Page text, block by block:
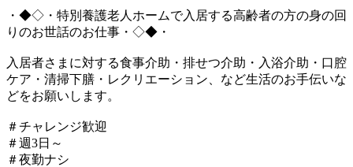
・◆◇・特別養護老人ホームで入居する高齢者の方の身の回
りのお世話のお仕事・◇◆・
入居者さまに対する食事介助・排せつ介助・入浴介助・口腔
ケア・清掃下膳・レクリエーション、など生活のお手伝いな
どをお願いします。
＃チャレンジ歓迎
＃週3日～
＃夜勤ナシ